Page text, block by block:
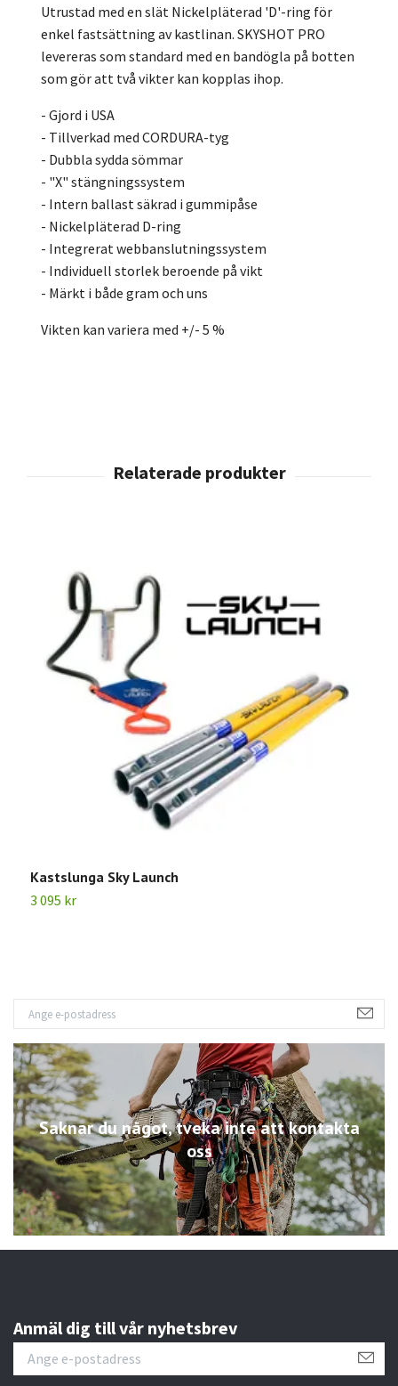
Saknar du något, tveka inte att kontakta
oss
Utrustad med en slät Nickelpläterad 'D'-ring för
enkel fastsättning av kastlinan. SKYSHOT PRO
levereras som standard med en bandögla på botten
som gör att två vikter kan kopplas ihop.
- Gjord i USA
- Tillverkad med CORDURA-tyg
- Dubbla sydda sömmar
- "X" stängningssystem
- Intern ballast säkrad i gummipåse
- Nickelpläterad D-ring
- Integrerat webbanslutningssystem
- Individuell storlek beroende på vikt
- Märkt i både gram och uns
Vikten kan variera med +/- 5 %
Kastslunga Sky Launch
3 095 kr
Anmäl dig till vår nyhetsbrev